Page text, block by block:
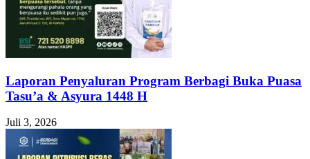
Laporan Penyaluran Program Berbagi Buka Puasa
Tasu’a & Asyura 1448 H
Juli 3, 2026